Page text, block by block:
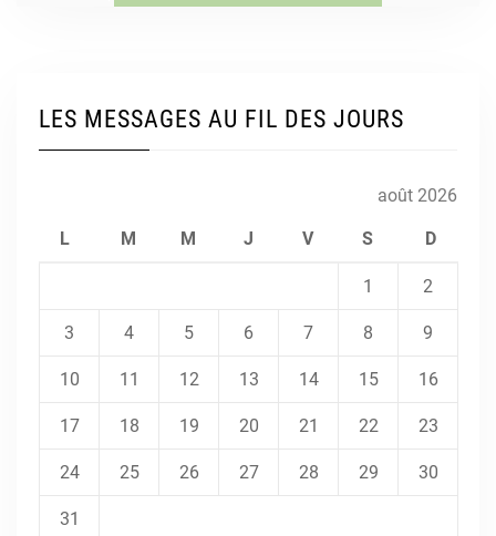
LES MESSAGES AU FIL DES JOURS
août 2026
L M M J V S D
1 2
3 4 5 6 7 8 9
10 11 12 13 14 15 16
17 18 19 20 21 22 23
24 25 26 27 28 29 30
31